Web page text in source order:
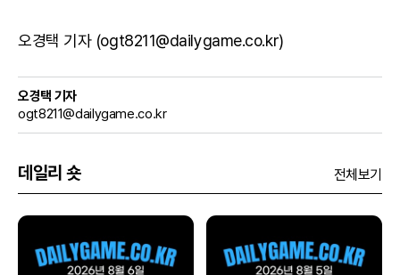
오경택 기자 (ogt8211@dailygame.co.kr)
오경택 기자
ogt8211@dailygame.co.kr
데일리 숏 전체보기